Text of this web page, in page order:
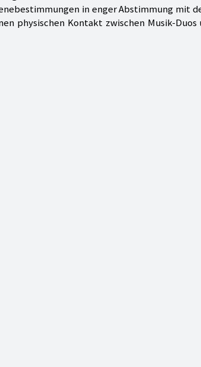
in enger Abstimmung mit
physischen Kontakt zwischen Musik-